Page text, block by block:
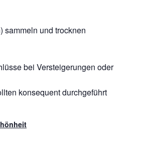
sammeln und trocknen
bei Versteigerungen oder
konsequent durchgeführt